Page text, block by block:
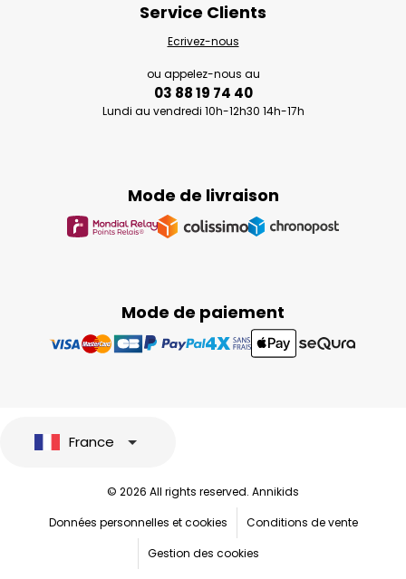
Mode de paiement
Mode de livraison
Service Clients
Ecrivez-nous
ou appelez-nous au
03 88 19 74 40
Lundi au vendredi 10h-12h30 14h-17h
France
© 2026 All rights reserved. Annikids
Données personnelles et cookies
Conditions de vente
Gestion des cookies